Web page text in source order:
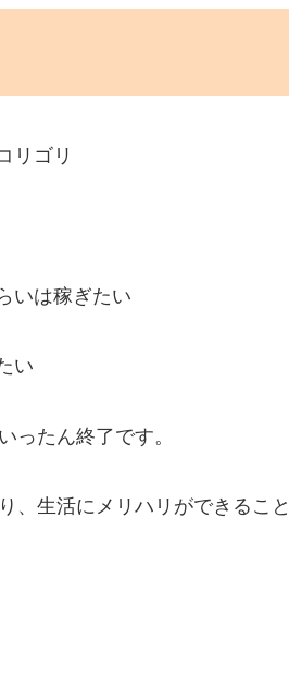
リゴリ
いは稼ぎたい
い
ったん終了です。
、生活にメリハリができるこ